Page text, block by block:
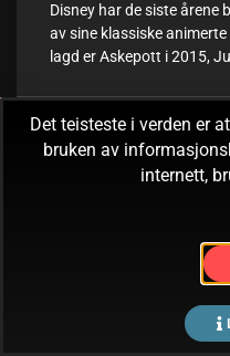
Disney har de siste årene
av sine klassiske
lagd er Askepott i 2015,
6. september, 2017 Ingen
Det teisteste i verden er
bruken av
internett,